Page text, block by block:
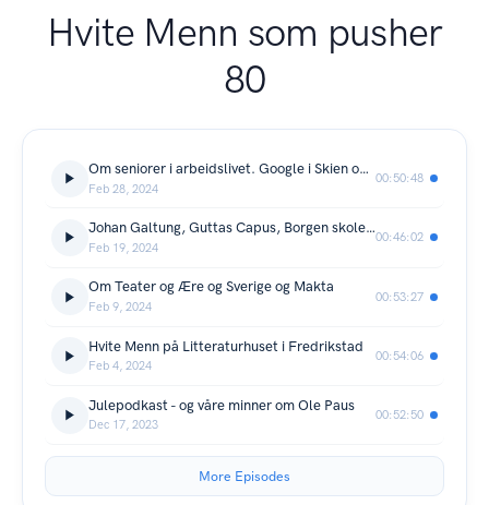
Hvite Menn som pusher
80
Om seniorer i arbeidslivet. Google i Skien og kriminelle nettverk
Feb 28, 2024
00:50:48
Johan Galtung, Guttas Capus, Borgen skole - og dårlige veier i Oslo
Feb 19, 2024
00:46:02
Om Teater og Ære og Sverige og Makta
Feb 9, 2024
00:53:27
Hvite Menn på Litteraturhuset i Fredrikstad
Feb 4, 2024
00:54:06
Julepodkast - og våre minner om Ole Paus
Dec 17, 2023
00:52:50
More Episodes